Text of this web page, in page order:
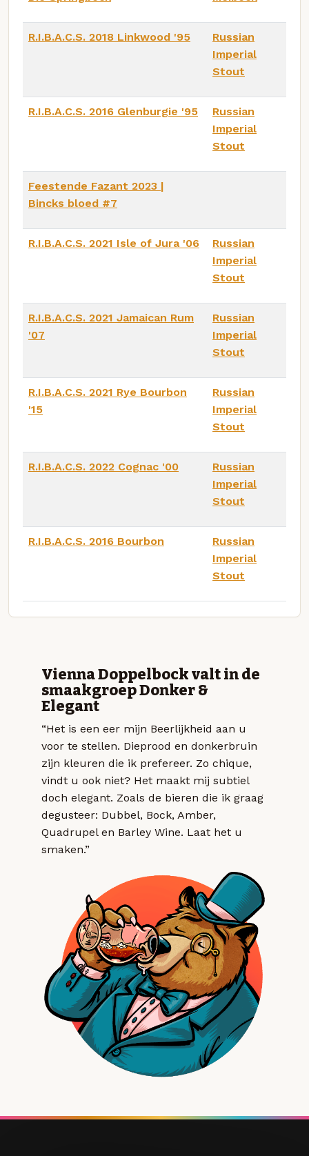
R.I.B.A.C.S. 2018 Linkwood '95
Russian
Imperial
Stout
R.I.B.A.C.S. 2016 Glenburgie '95
Russian
Imperial
Stout
Feestende Fazant 2023 |
Bincks bloed #7
R.I.B.A.C.S. 2021 Isle of Jura '06
Russian
Imperial
Stout
R.I.B.A.C.S. 2021 Jamaican Rum
'07
Russian
Imperial
Stout
R.I.B.A.C.S. 2021 Rye Bourbon
'15
Russian
Imperial
Stout
R.I.B.A.C.S. 2022 Cognac '00
Russian
Imperial
Stout
R.I.B.A.C.S. 2016 Bourbon
Russian
Imperial
Stout
Vienna Doppelbock valt in de
smaakgroep Donker &
Elegant
“Het is een eer mijn Beerlijkheid aan u
voor te stellen. Dieprood en donkerbruin
zijn kleuren die ik prefereer. Zo chique,
vindt u ook niet? Het maakt mij subtiel
doch elegant. Zoals de bieren die ik graag
degusteer: Dubbel, Bock, Amber,
Quadrupel en Barley Wine. Laat het u
smaken.”